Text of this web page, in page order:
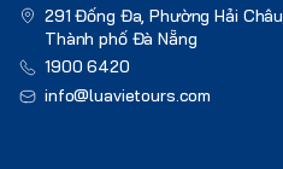
291 Đống Đa, Phường Hải Châu,
Thành phố Đà Nẵng
1900 6420
info@luavietours.com